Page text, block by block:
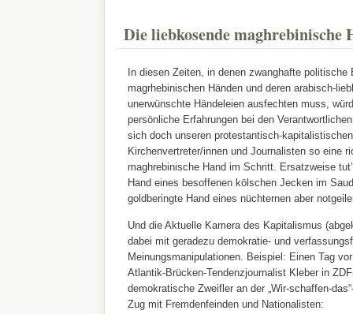
Die liebkosende maghrebinische
In diesen Zeiten, in denen zwanghafte politische
magrhebinischen Händen und deren arabisch-
unerwünschte Händeleien ausfechten muss,
persönliche Erfahrungen bei den
sich doch unseren protestantisch-
Kirchenvertreter/innen und Journalisten so eine
maghrebinische Hand im Schritt. Ersatzweise
Hand eines besoffenen kölschen Jecken im
goldberingte Hand eines nüchternen aber
Und die Aktuelle Kamera des Kapitalismus
dabei mit geradezu demokratie- und
Meinungsmanipulationen. Beispiel: Einen Tag
Atlantik-Brücken-Tendenzjournalist Kleber in
demokratische Zweifler an der „Wir-schaffen-
Zug mit Fremdenfeinden und Nationalisten: